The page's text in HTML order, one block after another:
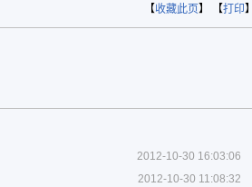
【收藏此页】 【打印】
2012-10-30 16:03:06
2012-10-30 11:08:32